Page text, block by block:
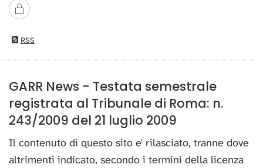
RSS
GARR News - Testata semestrale
registrata al Tribunale di Roma: n.
243/2009 del 21 luglio 2009
Il contenuto di questo sito e' rilasciato, tranne dove
altrimenti indicato, secondo i termini della licenza